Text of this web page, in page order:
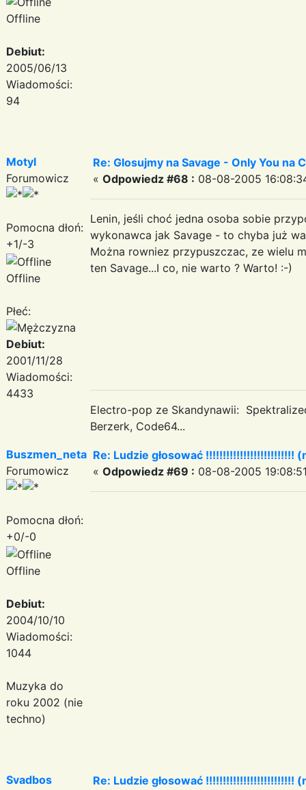
Offline
Debiut:
2005/06/13
Wiadomości:
94
Motyl
Forumowicz
Pomocna dłoń:
+1/-3
Offline
Płeć:
Debiut:
2001/11/28
Wiadomości:
4433
Re: Glosujmy na Savage - Only You na
« Odpowiedz #68 : 08-08-2005
Lenin, jeśli choć jedna osoba sobie
wykonawca jak Savage - to chyba już
Można rowniez przypuszczac, ze wielu
ten Savage...I co, nie warto ? Warto! :-)
Electro-pop ze Skandynawii:
Berzerk, Code64...
Buszmen_neta
Forumowicz
Pomocna dłoń:
+0/-0
Offline
Debiut:
2004/10/10
Wiadomości:
1044
Muzyka do
roku 2002 (nie
techno)
Re: Ludzie głosować !!!!!!!!!!!!!!!!!!!!!!!!!!
« Odpowiedz #69 : 08-08-2005
Svadbos
Re: Ludzie głosować !!!!!!!!!!!!!!!!!!!!!!!!!!